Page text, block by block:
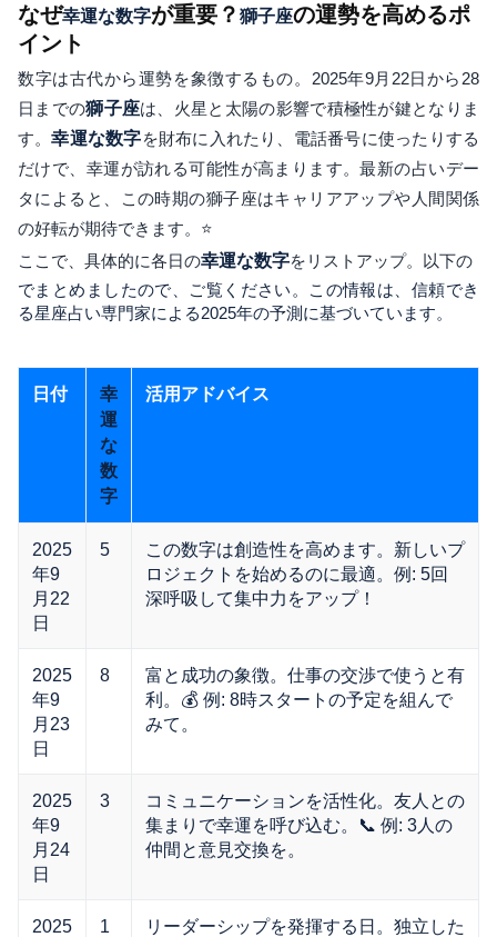
なぜ幸運な数字が重要？ 獅子座の運勢を高めるポ
イント
数字は古代から運勢を象徴するもの。2025年9月22日から28
日までの獅子座は、火星と太陽の影響で積極性が鍵となりま
す。幸運な数字を財布に入れたり、電話番号に使ったりする
だけで、幸運が訪れる可能性が高まります。最新の占いデー
タによると、この時期の獅子座はキャリアアップや人間関係
の好転が期待できます。⭐
ここで、具体的に各日の幸運な数字をリストアップ。以下の
でまとめましたので、ご覧ください。この情報は、信頼でき
る星座占い専門家による2025年の予測に基づいています。
日付
幸
運
な
数
字
活用アドバイス
2025
年9
月22
日
5
この数字は創造性を高めます。新しいプ
ロジェクトを始めるのに最適。例: 5回
深呼吸して集中力をアップ！
2025
年9
月23
日
8
富と成功の象徴。仕事の交渉で使うと有
利。💰 例: 8時スタートの予定を組んで
みて。
2025
年9
月24
日
3
コミュニケーションを活性化。友人との
集まりで幸運を呼び込む。📞 例: 3人の
仲間と意見交換を。
2025
1
リーダーシップを発揮する日。独立した